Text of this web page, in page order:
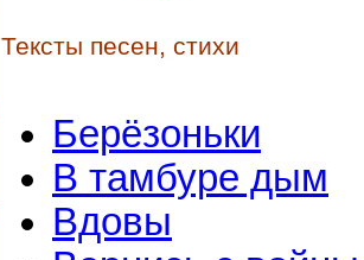
Тексты песен, стихи
Берёзоньки
В тамбуре дым
Вдовы